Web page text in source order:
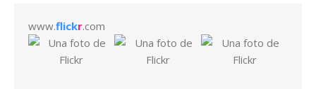
www.flickr.com